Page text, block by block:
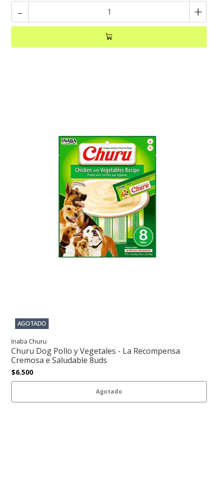
- +
AGOTADO
Inaba Churu
Churu Dog Pollo y Vegetales - La Recompensa
Cremosa e Saludable 8uds
$6.500
Agotado